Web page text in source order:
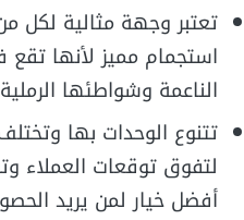
تعتبر وجهة مثالية لكل
استجمام مميز لأنها
الناعمة وشواطئها
تتنوع الوحدات بها
لتفوق توقعات العملاء
أفضل خيار لمن يريد